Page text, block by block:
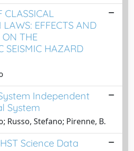
CLASSICAL
EFFECTS AND
ON THE
SEISMIC HAZARD
Independent
System
Russo, Stefano; Pirenne, B.
Science Data